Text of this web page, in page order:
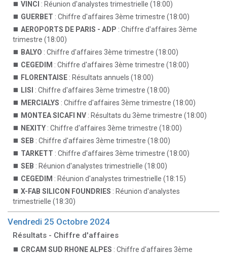
VINCI : Réunion d'analystes trimestrielle (18:00)
GUERBET : Chiffre d'affaires 3ème trimestre (18:00)
AEROPORTS DE PARIS - ADP : Chiffre d'affaires 3ème
trimestre (18:00)
BALYO : Chiffre d'affaires 3ème trimestre (18:00)
CEGEDIM : Chiffre d'affaires 3ème trimestre (18:00)
FLORENTAISE : Résultats annuels (18:00)
LISI : Chiffre d'affaires 3ème trimestre (18:00)
MERCIALYS : Chiffre d'affaires 3ème trimestre (18:00)
MONTEA SICAFI NV : Résultats du 3ème trimestre (18:00)
NEXITY : Chiffre d'affaires 3ème trimestre (18:00)
SEB : Chiffre d'affaires 3ème trimestre (18:00)
TARKETT : Chiffre d'affaires 3ème trimestre (18:00)
SEB : Réunion d'analystes trimestrielle (18:00)
CEGEDIM : Réunion d'analystes trimestrielle (18:15)
X-FAB SILICON FOUNDRIES : Réunion d'analystes
trimestrielle (18:30)
Vendredi 25 Octobre 2024
Résultats - Chiffre d'affaires
CRCAM SUD RHONE ALPES : Chiffre d'affaires 3ème